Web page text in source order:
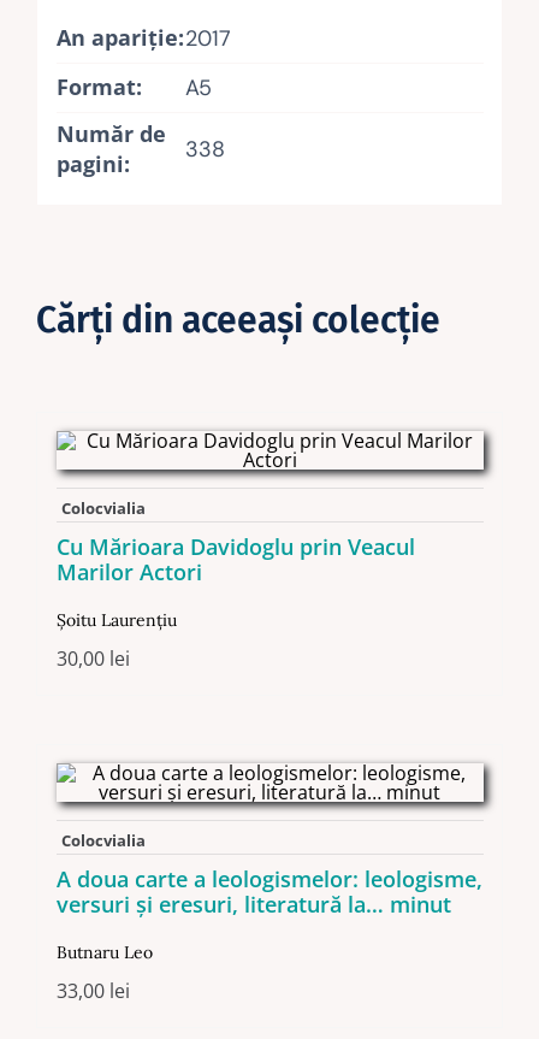
An apariţie:2017
Format:
A5
Număr de
pagini:
338
Cărţi din aceeaşi colecţie
Colocvialia
Cu Mărioara Davidoglu prin Veacul
Marilor Actori
Șoitu Laurențiu
30,00 lei
Colocvialia
A doua carte a leologismelor: leologisme,
versuri şi eresuri, literatură la… minut
Butnaru Leo
33,00 lei